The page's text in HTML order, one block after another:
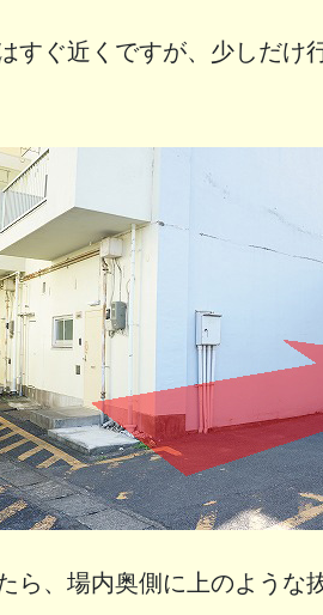
すぐ近くですが、少しだけ
ら、場内奥側に上のような